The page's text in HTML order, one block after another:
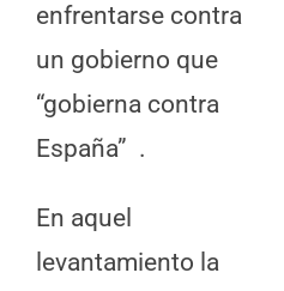
enfrentarse contra
un gobierno que
“gobierna contra
España” .
En aquel
levantamiento la